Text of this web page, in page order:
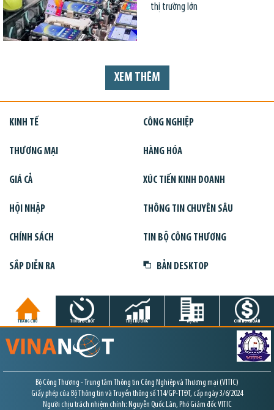
thị trường lớn
XEM THÊM
KINH TẾ CÔNG NGHIỆP
THƯƠNG MẠI HÀNG HÓA
GIÁ CẢ XÚC TIẾN KINH DOANH
HỘI NHẬP THÔNG TIN CHUYÊN SÂU
CHÍNH SÁCH TIN BỘ CÔNG THƯƠNG
SẮP DIỄN RA BẢN DESKTOP
TRANG CHỦ TIN GIỜ CHÓT THỊ TRƯỜNG DỰ ÁN CHỨNG KHOÁN
Bộ Công Thương - Trung tâm Thông tin Công Nghiệp và Thương mại (VITIC)
Giấy phép của Bộ Thông tin và Truyền thông số 114/GP-TTĐT, cấp ngày 3/6/2024
Người chịu trách nhiệm chính: Nguyễn Quốc Lân, Phó Giám đốc VITIC